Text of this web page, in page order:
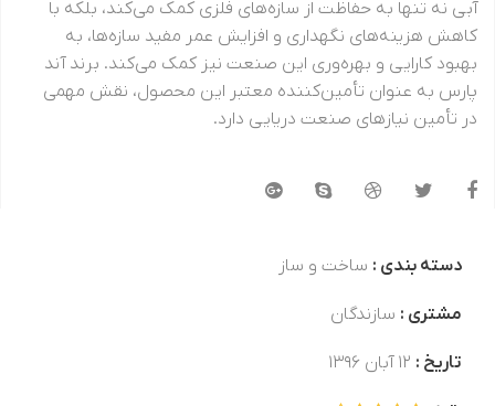
آبی نه تنها به حفاظت از سازه‌های فلزی کمک می‌کند، بلکه با
کاهش هزینه‌های نگهداری و افزایش عمر مفید سازه‌ها، به
بهبود کارایی و بهره‌وری این صنعت نیز کمک می‌کند. برند آند
پارس به عنوان تأمین‌کننده معتبر این محصول، نقش مهمی
در تأمین نیازهای صنعت دریایی دارد.
دسته بندی : ساخت و ساز
مشتری : سازندگان
تاریخ :